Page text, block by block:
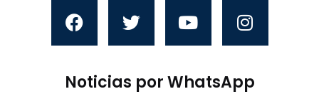
Noticias por WhatsApp